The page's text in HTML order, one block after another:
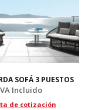
SOFÁ 3 PUESTOS
Incluido
de cotización